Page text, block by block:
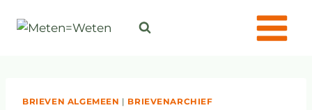
BRIEVEN ALGEMEEN | BRIEVENARCHIEF